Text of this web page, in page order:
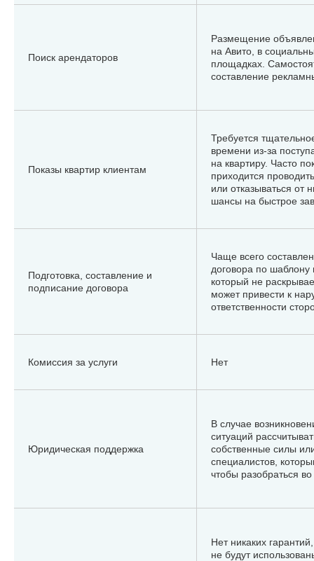
Поиск арендаторов
Размещение
на Авито, в
площадках.
составление
Показы квартир клиентам
Требуется
времени из-за
на квартиру. Часто
приходится
или отказываться от
шансы на быстрое
Подготовка, составление и
подписание договора
Чаще всего
договора по шаблону
который не
может привести к
ответственности
Комиссия за услуги Нет
Юридическая поддержка
В случае
ситуаций
собственные силы
специалистов,
чтобы разобраться во
Нет никаких
не будут